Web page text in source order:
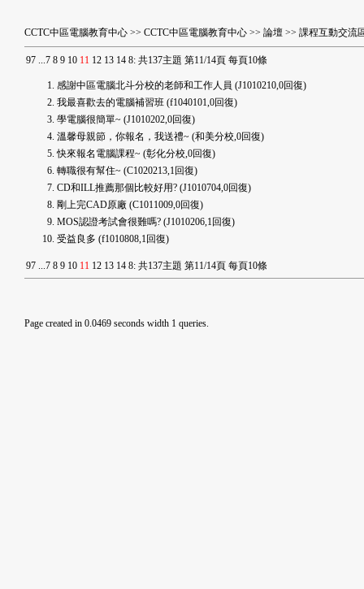
CCTC中區電腦教育中心 >> CCTC中區電腦教育中心 >> 論壇 >> 課程互動交流
97 ...7 8 9 10 11 12 13 14 8: 共137主題 第11/14頁 每頁10條
感謝中區電腦北斗分校的老師和工作人員 (J1010210,0回復)
我最喜歡去的電腦補習班 (f1040101,0回復)
學電腦很簡單~ (J1010202,0回復)
溫馨母親節，你報名，我送禮~ (和美分校,0回復)
快來報名電腦課程~ (彰化分校,0回復)
轉職很有幫住~ (C1020213,1回復)
CD和ILL推薦那個比較好用? (J1010704,0回復)
剛上完CAD原廠 (C1011009,0回復)
MOS認證考試會很難嗎? (J1010206,1回復)
受益良多 (f1010808,1回復)
97 ...7 8 9 10 11 12 13 14 8: 共137主題 第11/14頁 每頁10條
Page created in 0.0469 seconds width 1 queries.